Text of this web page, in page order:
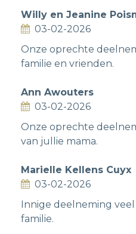
Willy en Jeanine
03-02-2026
Onze oprechte
familie en vrienden.
Ann Awouters
03-02-2026
Onze oprechte
van jullie mama.
Marielle Kellens Cuyx
03-02-2026
Innige deelneming
familie.